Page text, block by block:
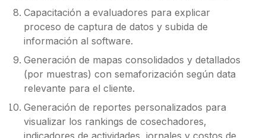
Capacitación a evaluadores para explicar
proceso de captura de datos y subida de
información al software.
Generación de mapas consolidados y detallados
(por muestras) con semaforización según data
relevante para el cliente.
Generación de reportes personalizados para
visualizar los rankings de cosechadores,
indicadores de actividades, jornales y costos de